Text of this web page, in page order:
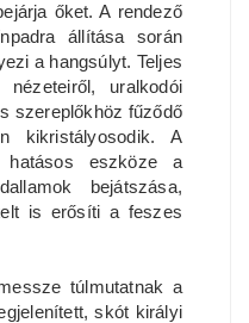
őket. A rendező
állítása során
a hangsúlyt. Teljes
uralkodói
szereplőkhöz fűződő
kikristályosodik. A
hatásos eszköze a
bejátszása,
is erősíti a feszes
túlmutatnak a
skót királyi